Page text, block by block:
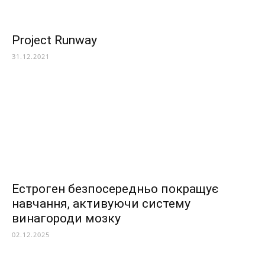
Project Runway
31.12.2021
Естроген безпосередньо покращує
навчання, активуючи систему
винагороди мозку
02.12.2025